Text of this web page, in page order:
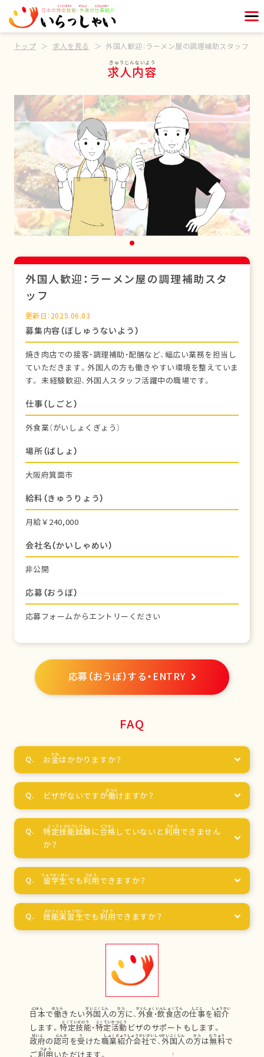
トップ 求人を見る 外国人歓迎：ラーメン屋の調理補助スタッフ
求人内容
外国人歓迎：ラーメン屋の調理補助スタ
ッフ
更新日：2025.06.03
募集内容（ぼしゅうないよう）
焼き肉店での接客・調理補助・配膳など、幅広い業務を担当し
ていただきます。外国人の方も働きやすい環境を整えていま
す。 未経験歓迎、外国人スタッフ活躍中の職場です。
仕事（しごと）
外食業（がいしょくぎょう）
場所（ばしょ）
大阪府箕面市
給料（きゅうりょう）
月給￥240,000
会社名（かいしゃめい）
非公開
応募（おうぼ）
応募フォームからエントリーください
応募（おうぼ）する・ENTRY
FAQ
お金はかかりますか？
ビザがないですが働けますか？
特定技能試験に合格 していないと利用 できません
か？
留学生でも利用 できますか？
技能実習生でも利用できますか？
日本で働きたい外国人の方に、 外食 ・飲食店の仕事を紹介
します。特定技能・特定活動 ビザのサポートもします。
政府の認可を受けた職業紹介会社で、 外国人の方は無料で
ご利用 いただけます。